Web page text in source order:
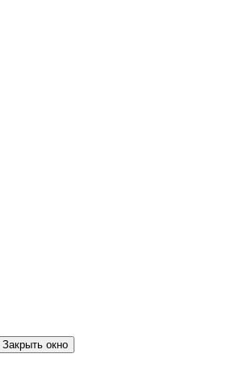
Закрыть окно